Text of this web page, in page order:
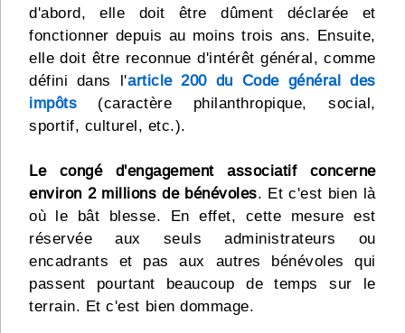
d'abord, elle doit être dûment déclarée et
fonctionner depuis au moins trois ans. Ensuite,
elle doit être reconnue d'intérêt général, comme
défini dans l'article 200 du Code général des
impôts (caractère philanthropique, social,
sportif, culturel, etc.).
Le congé d'engagement associatif concerne
environ 2 millions de bénévoles. Et c'est bien là
où le bât blesse. En effet, cette mesure est
réservée aux seuls administrateurs ou
encadrants et pas aux autres bénévoles qui
passent pourtant beaucoup de temps sur le
terrain. Et c'est bien dommage.